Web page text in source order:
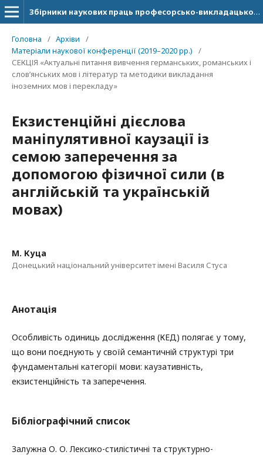
Збірники наукових праць професорсько-викладацького складу ДонНУ імені Василя Стуса.
Головна / Архіви
/
Матеріали наукової конференції (2019–2020 рр.)
/
СЕКЦІЯ «Актуальні питання вивчення германських, романських і
слов’янських мов і літератур та методики викладання
іноземних мов і перекладу»
Екзистенційні дієслова
маніпулятивної каузації із
семою заперечення за
допомогою фізичної сили (в
англійській та українській
мовах)
М. Куца
Донецький національний університет імені Василя Стуса
Анотація
Особливість одиниць дослідження (КЕД) полягає у тому,
що вони поєднують у своїй семантичній структурі три
фундаментальні категорії мови: каузативність,
екзистенційність та заперечення.
Бібліографічний список
Залужна О. О. Лексико-стилістичні та структурно-